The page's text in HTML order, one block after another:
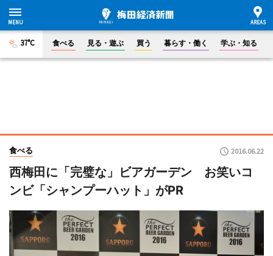
37°C 食べる 見る・遊ぶ 買う 暮らす・働く 学ぶ・知る
食べる 2016.06.22
西梅田に「完璧な」ビアガーデン お笑いコ
ンビ「シャンプーハット」がPR